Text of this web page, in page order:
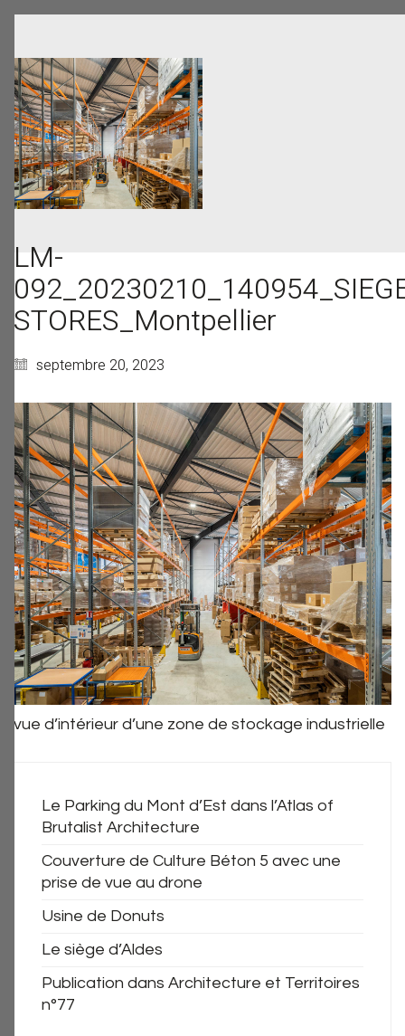
LM-
STORES_Montpellier
septembre 20, 2023
vue d’intérieur d’une zone de stockage industrielle
Le Parking du Mont d’Est dans l’Atlas of
Brutalist Architecture
Couverture de Culture Béton 5 avec une
prise de vue au drone
Usine de Donuts
Le siège d’Aldes
Publication dans Architecture et Territoires
n°77